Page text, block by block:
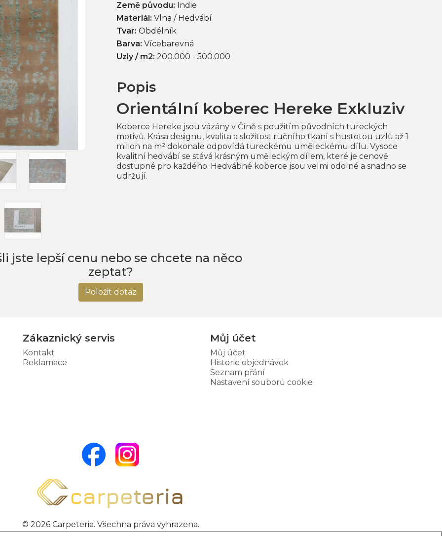
Země původu: Indie
Materiál: Vlna / Hedvábí
Tvar: Obdélník
Barva: Vícebarevná
Uzly / m2: 200.000 - 500.000
Popis
Orientální koberec Hereke Exkluziv
Koberce Hereke jsou vázány v Číně s použitím původních tureckých
motivů. Krása designu, kvalita a složitost ručního tkaní s hustotou uzlů až 1
milion na m² dokonale odpovídá tureckému uměleckému dílu. Vysoce
kvalitní hedvábí se stává krásným uměleckým dílem, které je cenově
dostupné pro každého. Hedvábné koberce jsou velmi odolné a snadno se
udržují.
jste lepší cenu nebo se chcete na něco
zeptat?
Položit dotaz
Zákaznický servis
Kontakt
Reklamace
Můj účet
Můj účet
Historie objednávek
Seznam přání
Nastavení souborů cookie
© 2026 Carpeteria. Všechna práva vyhrazena.